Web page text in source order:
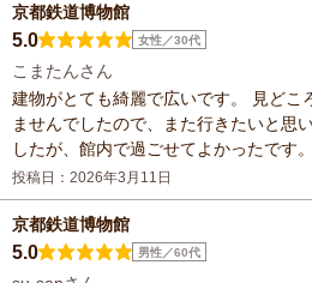
京都鉄道博物館
5.0 女性／30代
こまたんさん
建物がとても綺麗で広いです。 見どこ
ませんでしたので、また行きたいと思
したが、館内で過ごせてよかったです。
投稿日：2026年3月11日
京都鉄道博物館
5.0 男性／60代